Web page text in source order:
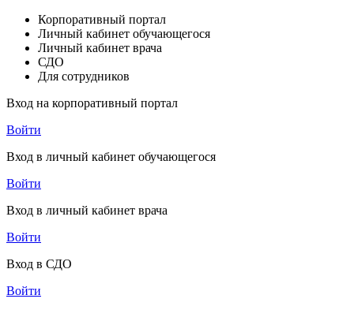
Корпоративный портал
Личный кабинет обучающегося
Личный кабинет врача
СДО
Для сотрудников
Вход на корпоративный портал
Войти
Вход в личный кабинет обучающегося
Войти
Вход в личный кабинет врача
Войти
Вход в СДО
Войти